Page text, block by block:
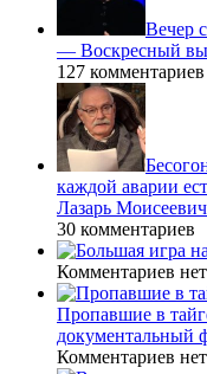
Вечер
— Воскресный
127 комментариев
каждой аварии
Лазарь
30 комментариев
Комментариев нет
Пропавшие в
документальный
Комментариев нет